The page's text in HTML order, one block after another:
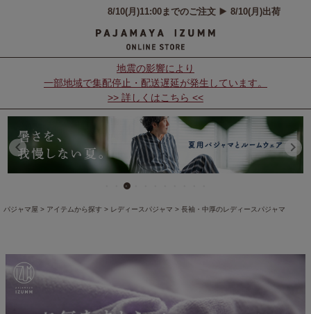
地震の影響により
一部地域で集配停止・配送遅延が発生しています。
>> 詳しくはこちら <<
パジャマ屋 アイテムから探す レディースパジャマ 長袖・中厚のレディースパジャマ